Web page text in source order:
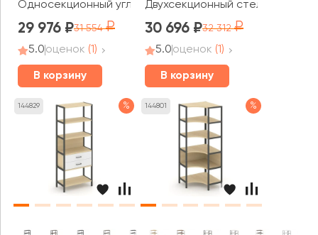
Односекционный угловой стеллаж четырехярусный
29 976 31 554
5.0оценок (1)
В корзину
Двухсекционный стеллаж
30 696 32 312
5.0оценок (1)
В корзину
144829 % 144801 %